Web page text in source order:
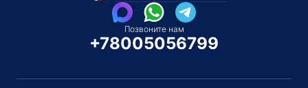
Позвоните нам
+78005056799